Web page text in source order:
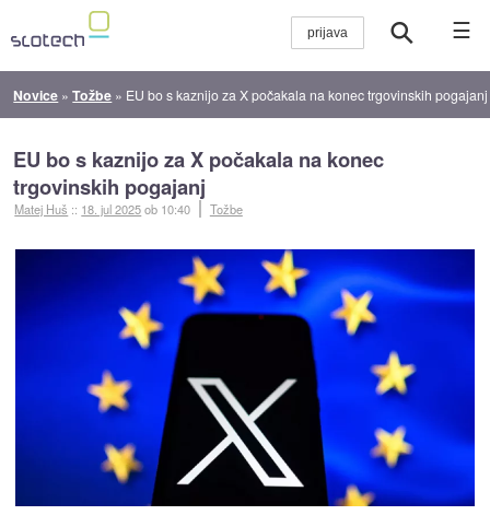
☰
Novice »Tožbe » EU bo s kaznijo za X počakala na konec trgovinskih pogajanj
EU bo s kaznijo za X počakala na konec
trgovinskih pogajanj
Matej Huš :: 18. jul 2025ob 10:40 Tožbe